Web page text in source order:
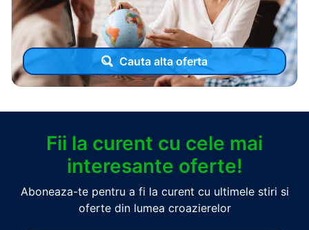
Cauta alta oferta
Fii la curent cu cele mai
interesante oferte!
Aboneaza-te pentru a fi la curent cu ultimele stiri si
oferte din lumea croazierelor